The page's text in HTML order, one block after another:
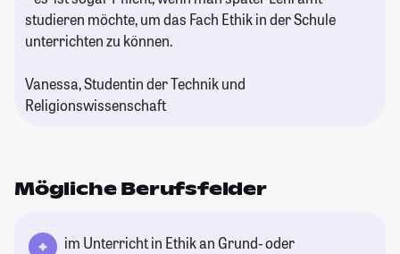
studieren möchte, um das Fach Ethik in der Schule
unterrichten zu können.
Vanessa, Studentin der Technik und
Religionswissenschaft
Mögliche Berufsfelder
im Unterricht in Ethik an Grund- oder